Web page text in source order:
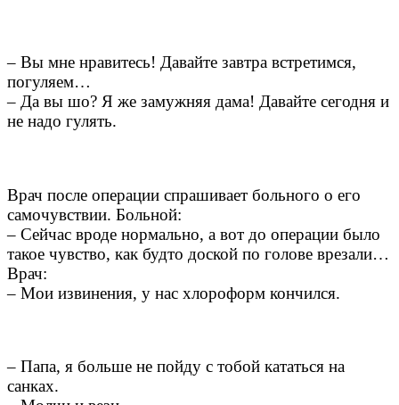
– Вы мне нравитесь! Давайте завтра встретимся,
погуляем…
– Да вы шо? Я же замужняя дама! Давайте сегодня и
не надо гулять.
Врач после операции спрашивает больного о его
самочувствии. Больной:
– Сейчас вроде нормально, а вот до операции было
такое чувство, как будто доской по голове врезали…
Врач:
– Мои извинения, у нас хлороформ кончился.
– Папа, я больше не пойду с тобой кататься на
санках.